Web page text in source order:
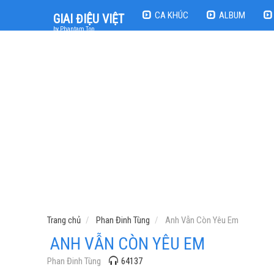
GIAI ĐIỆU VIỆT
by Phantam Top
CA KHÚC ALBUM
Trang chủ Phan Đinh Tùng Anh Vẫn Còn Yêu Em
ANH VẪN CÒN YÊU EM
Phan Đinh Tùng 64137